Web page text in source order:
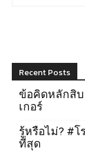
Recent Posts
ข้อคิดหลักสิบ
เกอร์
รู้หรือไม่? #
ที่สุด